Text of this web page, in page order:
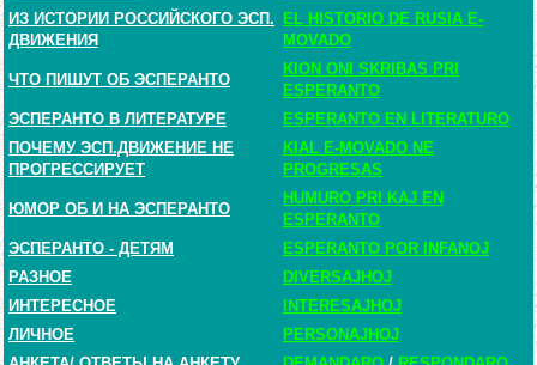
ИЗ ИСТОРИИ РОССИЙСКОГО ЭСП.
ДВИЖЕНИЯ
EL HISTORIO DE RUSIA E-
MOVADO
ЧТО ПИШУТ ОБ ЭСПЕРАНТО
KION ONI SKRIBAS PRI
ESPERANTO
ЭСПЕРАНТО В ЛИТЕРАТУРЕ
ESPERANTO EN LITERATURO
ПОЧЕМУ ЭСП.ДВИЖЕНИЕ НЕ
ПРОГРЕССИРУЕТ
KIAL E-MOVADO NE
PROGRESAS
ЮМОР ОБ И НА ЭСПЕРАНТО
HUMURO PRI KAJ EN
ESPERANTO
ЭСПЕРАНТО - ДЕТЯМ
ESPERANTO POR INFANOJ
РАЗНОЕ
DIVERSAJHOJ
ИНТЕРЕСНОЕ
INTERESAJHOJ
ЛИЧНОЕ
PERSONAJHOJ